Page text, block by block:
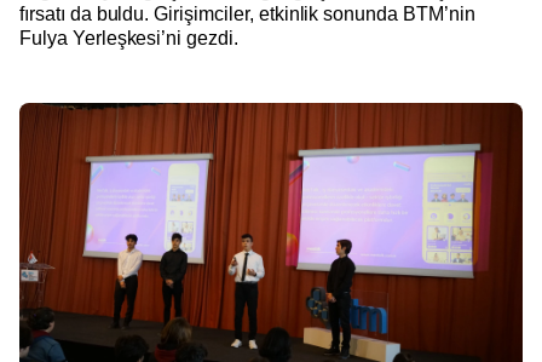
fırsatı da buldu. Girişimciler, etkinlik sonunda BTM’nin
Fulya Yerleşkesi’ni gezdi.